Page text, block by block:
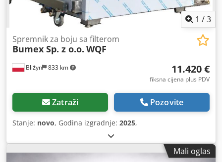
1 /3
Bliżyn 833 km
Spremnik za boju sa filterom
Bumex Sp. z o.o. WQF
11.420 €
fiksna cijena plus PDV
Zatraži Pozovite
Stanje: novo, Godina izgradnje: 2025,
Mali oglas